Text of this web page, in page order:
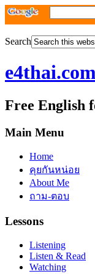
Search
Free English
Main Menu
Home
คุยกันหน่อย
About Me
ถาม-ตอบ
Lessons
Listening
Listen & Read
Watching